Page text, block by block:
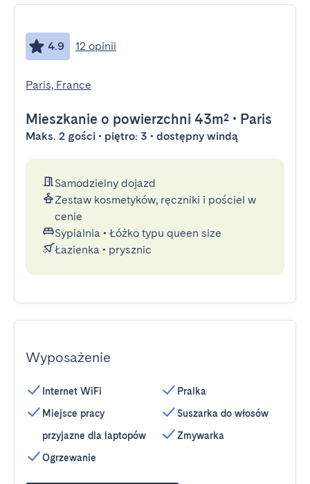
4.9 12 opinii
Paris, France
Mieszkanie o powierzchni 43m² • Paris
Maks. 2 gości • piętro: 3 • dostępny windą
Samodzielny dojazd
Zestaw kosmetyków, ręczniki i pościel w
cenie
Sypialnia • Łóżko typu queen size
Łazienka • prysznic
Wyposażenie
Internet WiFi
Miejsce pracy
przyjazne dla laptopów
Ogrzewanie
Pralka
Suszarka do włosów
Zmywarka